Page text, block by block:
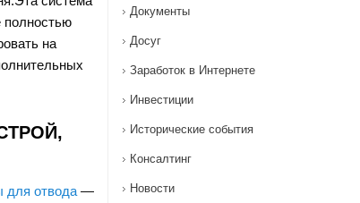
полностью
на
для отвода —
Документы
Досуг
Заработок в Интернете
Инвестиции
Исторические события
Консалтинг
Новости